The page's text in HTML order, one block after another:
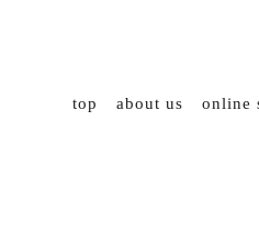
top about us online